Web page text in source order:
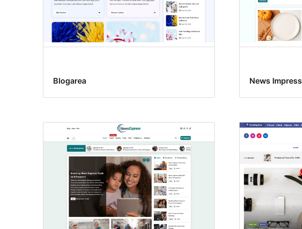
Blogarea News Impress